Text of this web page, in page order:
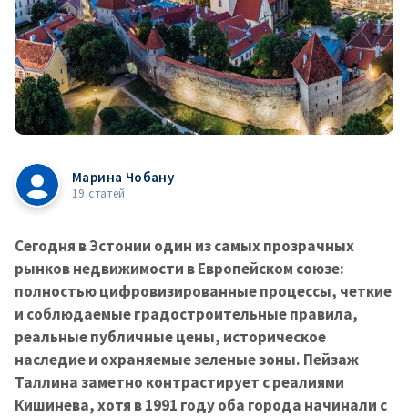
Марина Чобану
19 статей
Сегодня в Эстонии один из самых прозрачных
рынков недвижимости в Европейском союзе:
полностью цифровизированные процессы, четкие
и соблюдаемые градостроительные правила,
реальные публичные цены, историческое
наследие и охраняемые зеленые зоны. Пейзаж
Таллина заметно контрастирует с реалиями
Кишинева, хотя в 1991 году оба города начинали с